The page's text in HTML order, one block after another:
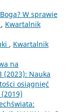
W sprawie
, Kwartalnik
, Kwartalnik
na
(2023): Nauka
osiągnięć